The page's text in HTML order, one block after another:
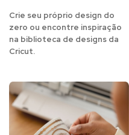
Crie seu próprio design do
zero ou encontre inspiração
na biblioteca de designs da
Cricut.